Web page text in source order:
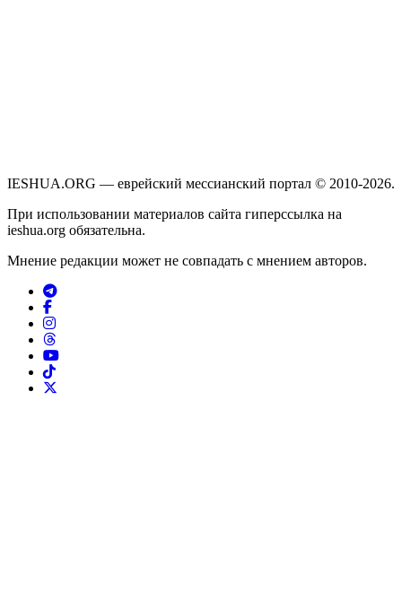
IESHUA.ORG — еврейский мессианский портал © 2010-2026.
При использовании материалов сайта гиперссылка на
ieshua.org обязательна.
Мнение редакции может не совпадать с мнением авторов.